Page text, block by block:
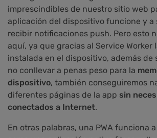
imprescindibles de nuestro sitio web
aplicación del dispositivo funcione y a
recibir notificaciones push. Pero esto
aquí, ya que gracias al Service Worker
instalada en el dispositivo, además de
no conllevar a penas peso para la
dispositivo, también conseguiremos
diferentes páginas de la app sin
conectados a Internet.
En otras palabras, una PWA funciona